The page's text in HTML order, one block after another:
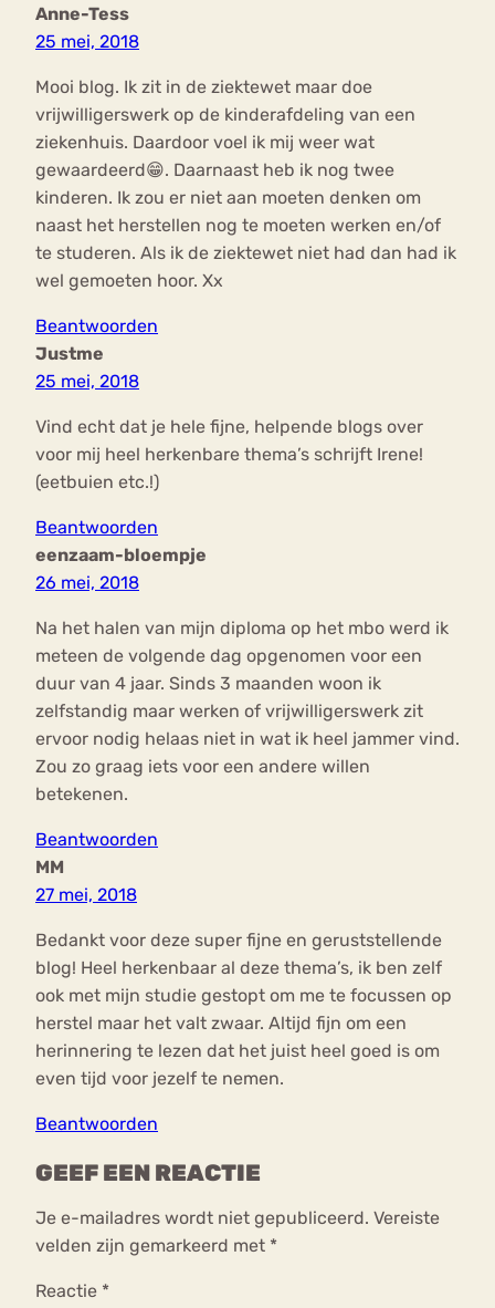
Anne-Tess
25 mei, 2018
Mooi blog. Ik zit in de ziektewet maar doe
vrijwilligerswerk op de kinderafdeling van een
ziekenhuis. Daardoor voel ik mij weer wat
gewaardeerd😁. Daarnaast heb ik nog twee
kinderen. Ik zou er niet aan moeten denken om
naast het herstellen nog te moeten werken en/of
te studeren. Als ik de ziektewet niet had dan had ik
wel gemoeten hoor. Xx
Beantwoorden
Justme
25 mei, 2018
Vind echt dat je hele fijne, helpende blogs over
voor mij heel herkenbare thema’s schrijft Irene!
(eetbuien etc.!)
Beantwoorden
eenzaam-bloempje
26 mei, 2018
Na het halen van mijn diploma op het mbo werd ik
meteen de volgende dag opgenomen voor een
duur van 4 jaar. Sinds 3 maanden woon ik
zelfstandig maar werken of vrijwilligerswerk zit
ervoor nodig helaas niet in wat ik heel jammer vind.
Zou zo graag iets voor een andere willen
betekenen.
Beantwoorden
MM
27 mei, 2018
Bedankt voor deze super fijne en geruststellende
blog! Heel herkenbaar al deze thema’s, ik ben zelf
ook met mijn studie gestopt om me te focussen op
herstel maar het valt zwaar. Altijd fijn om een
herinnering te lezen dat het juist heel goed is om
even tijd voor jezelf te nemen.
Beantwoorden
GEEF EEN REACTIE
Je e-mailadres wordt niet gepubliceerd. Vereiste
velden zijn gemarkeerd met *
Reactie *